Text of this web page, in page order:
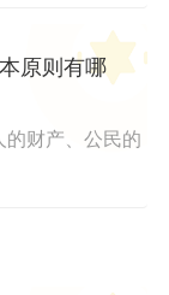
原则有哪
的财产、公民的